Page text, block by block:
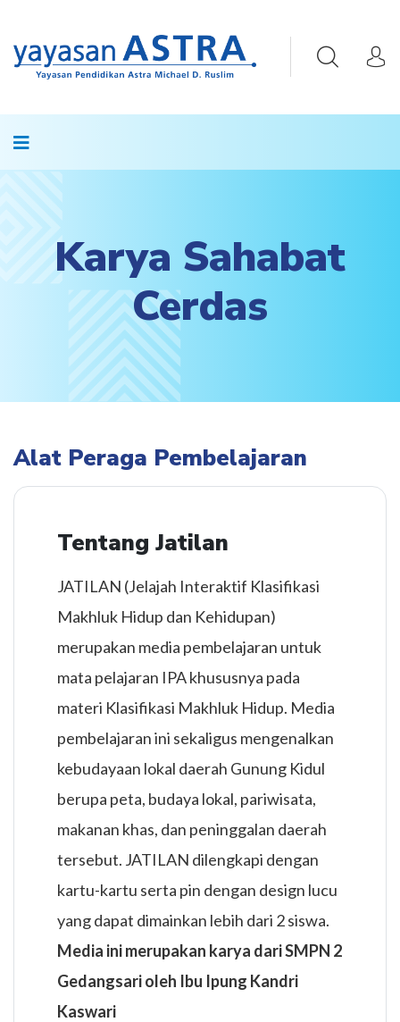
Karya Sahabat
Cerdas
Alat Peraga Pembelajaran
Tentang Jatilan
JATILAN (Jelajah Interaktif Klasifikasi
Makhluk Hidup dan Kehidupan)
merupakan media pembelajaran untuk
mata pelajaran IPA khususnya pada
materi Klasifikasi Makhluk Hidup. Media
pembelajaran ini sekaligus mengenalkan
kebudayaan lokal daerah Gunung Kidul
berupa peta, budaya lokal, pariwisata,
makanan khas, dan peninggalan daerah
tersebut. JATILAN dilengkapi dengan
kartu-kartu serta pin dengan design lucu
yang dapat dimainkan lebih dari 2 siswa.
Media ini merupakan karya dari SMPN 2
Gedangsari oleh Ibu Ipung Kandri
Kaswari